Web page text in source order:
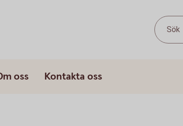
Sök
oss Kontakta oss